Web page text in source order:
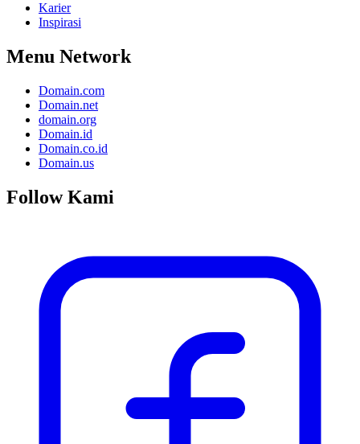
Karier
Inspirasi
Menu Network
Domain.com
Domain.net
domain.org
Domain.id
Domain.co.id
Domain.us
Follow Kami